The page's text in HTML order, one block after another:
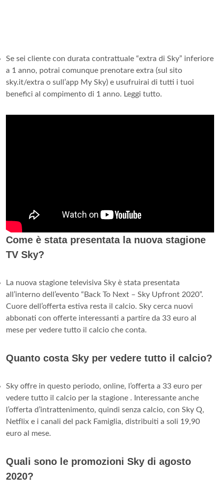
Se sei cliente con durata contrattuale “extra di Sky” inferiore
a 1 anno, potrai comunque prenotare extra (sul sito
sky.it/extra o sull’app My Sky) e usufruirai di tutti i tuoi
benefici al compimento di 1 anno. Leggi tutto.
Come è stata presentata la nuova stagione
TV Sky?
La nuova stagione televisiva Sky è stata presentata
all’interno dell’evento “Back To Next – Sky Upfront 2020”.
Cuore dell’offerta estiva resta il calcio. Sky cerca nuovi
abbonati con offerte interessanti a partire da 33 euro al
mese per vedere tutto il calcio che conta.
Quanto costa Sky per vedere tutto il calcio?
Sky offre in questo periodo, online, l’offerta a 33 euro per
vedere tutto il calcio per la stagione . Interessante anche
l’offerta d’intrattenimento, quindi senza calcio, con Sky Q,
Netflix e i canali del pack Famiglia, distribuiti a soli 19,90
euro al mese.
Quali sono le promozioni Sky di agosto
2020?